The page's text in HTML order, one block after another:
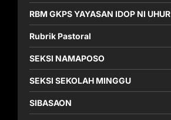
RBM GKPS YAYASAN IDOP NI UHUR
Rubrik Pastoral
SEKSI NAMAPOSO
SEKSI SEKOLAH MINGGU
SIBASAON